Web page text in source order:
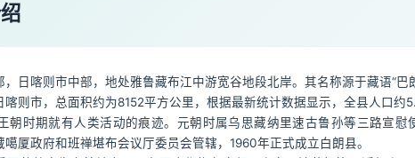
日喀则市中部，地处雅鲁藏布江中游宽谷地段北岸。其名称源于藏语“巴
则市，总面积约为8152平方公里，根据最新统计数据显示，全县人口约
朝时期就有人类活动的痕迹。元朝时属乌思藏纳里速古鲁孙等三路宣
厦政府和班禅堪布会议厅委员会管辖，1960年正式成立白朗县。